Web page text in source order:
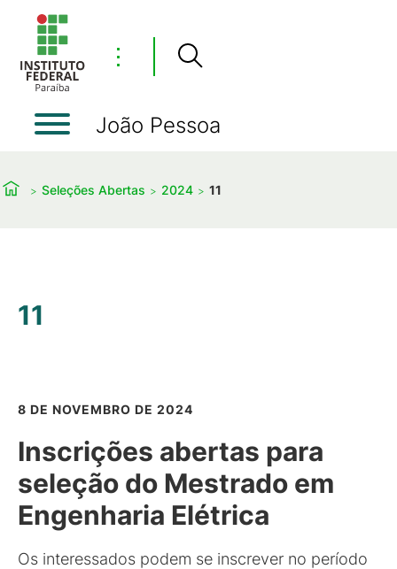
⋮
João Pessoa
Seleções Abertas 2024 11
11
8 DE NOVEMBRO DE 2024
Inscrições abertas para
seleção do Mestrado em
Engenharia Elétrica
Os interessados podem se inscrever no período